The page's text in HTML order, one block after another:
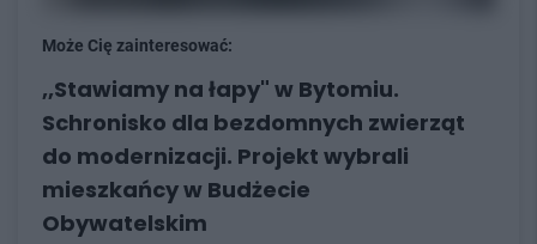
Może Cię zainteresować:
,,Stawiamy na łapy" w Bytomiu.
Schronisko dla bezdomnych zwierząt
do modernizacji. Projekt wybrali
mieszkańcy w Budżecie
Obywatelskim